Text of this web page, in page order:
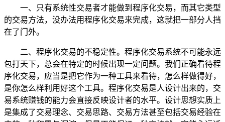
一、只有系统性交易者才能做到程序化交易，而其它类型
的交易方法，没办法用程序化交易来完成，这就把一部分人挡
在了门外。
二、程序化交易的不稳定性。程序化交易系统不可能永远
包打天下，总会在特定的时候出现一定问题。我们正确看待程
序化交易，应当是把它作为一种工具来看待，怎么样做得好，
是你怎么样利用好这个工具。程序化交易是人设计出来的，交
易系统赚钱的能力会直接反映设计者的水平。设计思想实质上
是集成了交易理念、交易思路、交易方法甚至包括交易经验在